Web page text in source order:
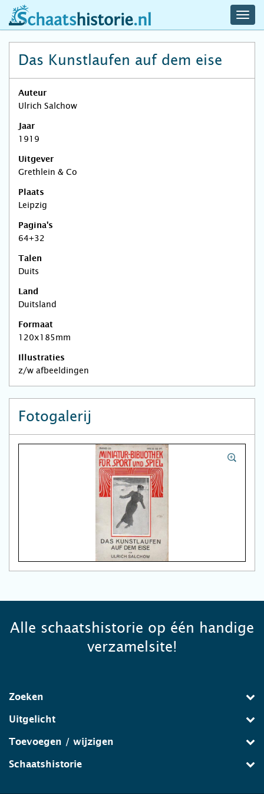
schaatshistorie.nl
Das Kunstlaufen auf dem eise
Auteur
Ulrich Salchow
Jaar
1919
Uitgever
Grethlein & Co
Plaats
Leipzig
Pagina's
64+32
Talen
Duits
Land
Duitsland
Formaat
120x185mm
Illustraties
z/w afbeeldingen
Fotogalerij
Alle schaatshistorie op één handige
verzamelsite!
Zoeken
Uitgelicht
Toevoegen / wijzigen
Schaatshistorie